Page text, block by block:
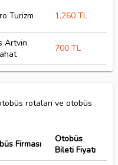
Turizm 1.260 TL
Artvin
700 TL
rotaları ve otobüs
Firması
Otobüs
Bileti Fiyatı